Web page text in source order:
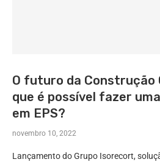
O futuro da Construção
que é possível fazer
em EPS?
novembro 10, 2022
Lançamento do Grupo Isorecort,